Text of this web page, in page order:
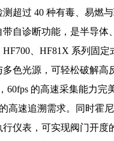
超过 40 种有毒、易燃
自诊断功能，是半导体
、HF81X 系列固定
色光源，可轻松破解高
60fps 的高速采集能力完
高速追溯需求。同时霍
仪表，可实现阀门开度